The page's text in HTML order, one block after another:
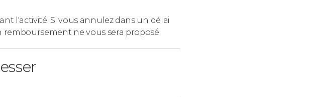
. Il s'agit d'un parcours gastronomique
exemples : cannelloni de
basque, poulpe de Galice, paella de
l'activité. Si vous annulez dans un délai
ne vous sera proposé.